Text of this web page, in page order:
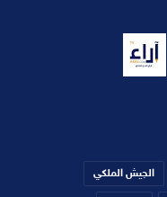
الجيش الملكي